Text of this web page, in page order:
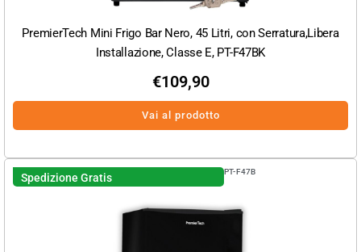
PremierTech Mini Frigo Bar Nero, 45 Litri, con Serratura,Libera
Installazione, Classe E, PT-F47BK
€109,90
Vai al prodotto
Spedizione Gratis PT-F47B